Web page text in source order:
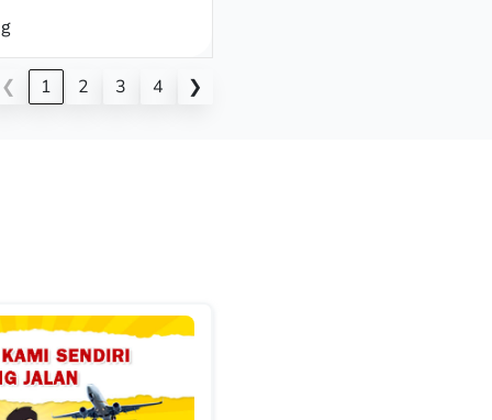
❮ 1 2 3 4 ❯